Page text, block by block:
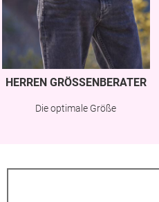
HERREN GRÖSSENBERATER
Die optimale Größe